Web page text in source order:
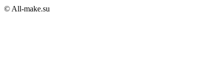
© All-make.su